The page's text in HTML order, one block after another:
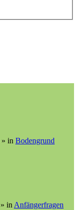
» in Bodengrund
» inAnfängerfragen